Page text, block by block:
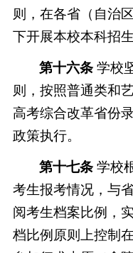
则，在各省（自治
下开展本校本科招
第十六条 学校
则，按照普通类和
高考综合改革省份
政策执行。
第十七条 学校
考生报考情况，与
阅考生档案比例 ，
档比例原则上控制在